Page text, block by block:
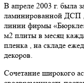
В апреле 2003 г. была
ламинированной ДСП ,
линии фирмы
м2 плиты в месяц
пленка , на складе
декоров.
Сочетание широкого